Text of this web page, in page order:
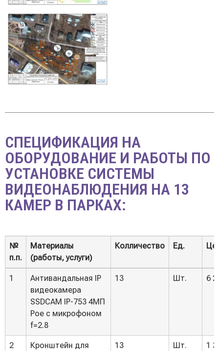
СПЕЦИФИКАЦИЯ НА
ОБОРУДОВАНИЕ И РАБОТЫ ПО
УСТАНОВКЕ СИСТЕМЫ
ВИДЕОНАБЛЮДЕНИЯ НА 13
КАМЕР В ПАРКАХ:
№
п.п.
Материалы
(работы, услуги)
Колличество Ед.
№
Материалы
Колличество Ед.
1
Антивандальная IP
видеокамера
SSDCAM IP-753 4MП
Poe с микрофоном
f=2.8
13 Шт. 6
2
Кронштейн для
13 Шт. 1